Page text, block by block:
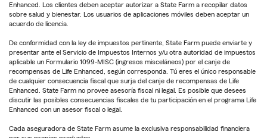
Enhanced. Los clientes deben aceptar autorizar a State Farm a recopilar datos
sobre salud y bienestar. Los usuarios de aplicaciones móviles deben aceptar un
acuerdo de licencia.
De conformidad con la ley de impuestos pertinente, State Farm puede enviarte y
presentar ante el Servicio de Impuestos Internos y/u otra autoridad de impuestos
aplicable un Formulario 1099-MISC (ingresos misceláneos) por el canje de
recompensas de Life Enhanced, según corresponda. Tú eres el único responsable
de cualquier consecuencia fiscal que surja del canje de recompensas de Life
Enhanced. State Farm no provee asesoría fiscal ni legal. Es posible que desees
discutir las posibles consecuencias fiscales de tu participación en el programa Life
Enhanced con un asesor fiscal o legal.
Cada aseguradora de State Farm asume la exclusiva responsabilidad financiera